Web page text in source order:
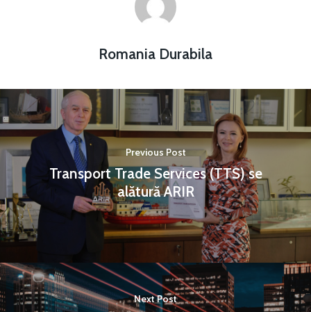
Romania Durabila
Previous Post
Transport Trade Services (TTS) se
alătură ARIR
Next Post